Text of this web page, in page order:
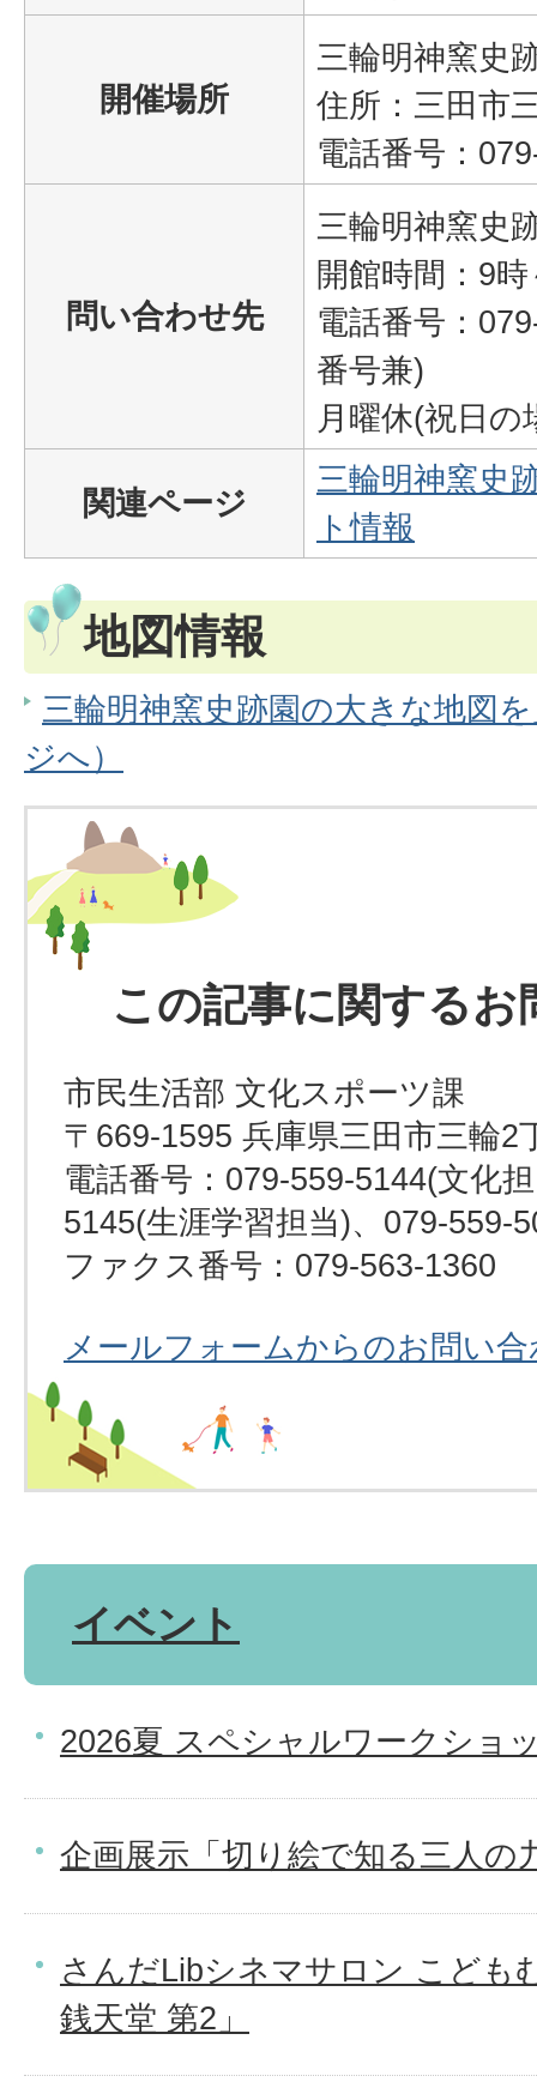
開催場所
三輪明神窯史
住所：三田市
電話番号：
問い合わせ先
三輪明神窯史
開館時間：9
電話番号：
番号兼)
月曜休(祝日
関連ページ
三輪明神窯史
ト情報
地図情報
三輪明神窯史跡園の大きな地図
ジへ）
この記事に関するお
市民生活部 文化スポーツ課
〒669-1595 兵庫県三田市三輪2
電話番号：079-559-5144(文化
5145(生涯学習担当)、079-559-
ファクス番号：079-563-1360
メールフォームからのお問い
イベント
2026夏 スペシャルワークショ
企画展示「切り絵で知る三人の
さんだLibシネマサロン こども
銭天堂 第2」